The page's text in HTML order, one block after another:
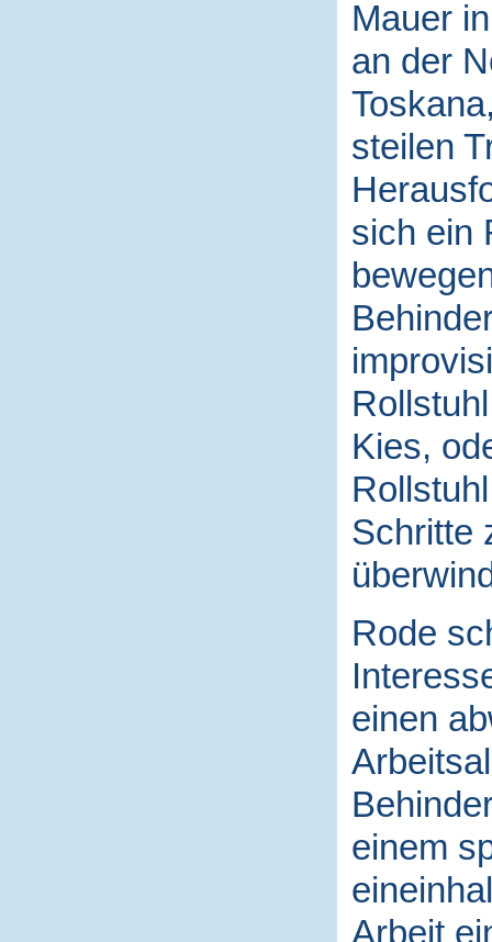
Mauer
an der
steilen
sich ein
Kies,
Schritte
Rode
einen
einem
Arbeit